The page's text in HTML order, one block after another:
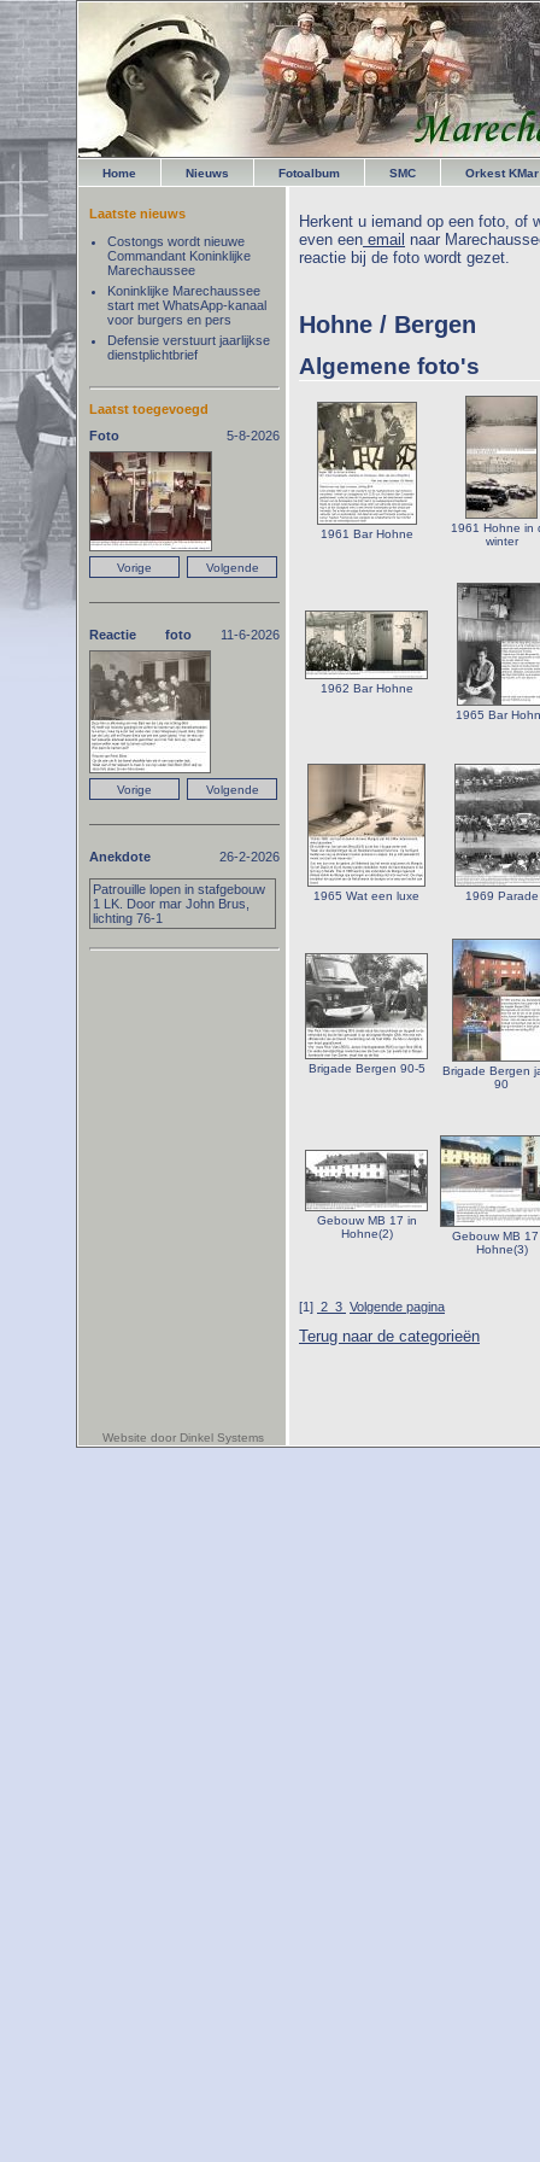
Home Nieuws Fotoalbum SMC Orkest KMar
Herkent u iemand op een foto, of
even een email naar
reactie bij de foto wordt gezet.
Hohne / Bergen
Algemene foto's
1961 Bar Hohne
1961 Hohne in
winter
1962 Bar Hohne
1965 Bar
1965 Wat een luxe 1969 Parade
Brigade Bergen 90-5
Brigade Bergen
90
Gebouw MB 17 in
Hohne(2)
Gebouw MB
Hohne(3)
[1] 2 3 Volgende pagina
Terug naar de categorieën
Laatste nieuws
Costongs wordt nieuwe
Commandant Koninklijke
Marechaussee
Koninklijke Marechaussee
start met WhatsApp-kanaal
voor burgers en pers
Defensie verstuurt jaarlijkse
dienstplichtbrief
Laatst toegevoegd
Foto
5-8-2026
Reactie foto 11-6-2026
Anekdote 26-2-2026
Patrouille lopen in stafgebouw
1 LK. Door mar John Brus,
lichting 76-1
Website door Dinkel Systems